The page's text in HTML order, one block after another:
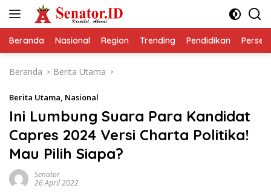
Beranda Nasional Region Trending Pendidikan
Beranda Berita Utama
Berita Utama, Nasional
Ini Lumbung Suara Para Kandidat
Capres 2024 Versi Charta Politika!
Mau Pilih Siapa?
Senator
26 April 2022